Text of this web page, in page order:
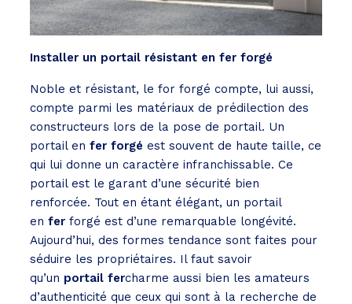
Installer un portail résistant en fer forgé
Noble et résistant, le for forgé compte, lui aussi,
compte parmi les matériaux de prédilection des
constructeurs lors de la pose de portail. Un
portail en fer forgé est souvent de haute taille, ce
qui lui donne un caractère infranchissable. Ce
portail est le garant d’une sécurité bien
renforcée. Tout en étant élégant, un portail
en fer forgé est d’une remarquable longévité.
Aujourd’hui, des formes tendance sont faites pour
séduire les propriétaires. Il faut savoir
qu’un portail fercharme aussi bien les amateurs
d’authenticité que ceux qui sont à la recherche de